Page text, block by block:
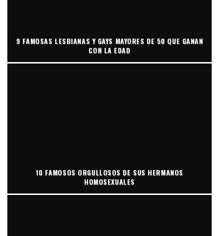
9 FAMOSAS LESBIANAS Y GAYS MAYORES DE 50 QUE GANAN
CON LA EDAD
10 FAMOSOS ORGULLOSOS DE SUS HERMANOS
HOMOSEXUALES